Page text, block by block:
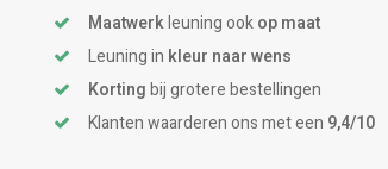
Maatwerkleuning ookop maat
Leuning in kleur naar wens
Kortingbij grotere bestellingen
Klanten waarderen ons met een 9,4/10